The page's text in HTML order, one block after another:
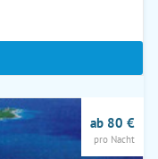
ab 80 €
pro Nacht